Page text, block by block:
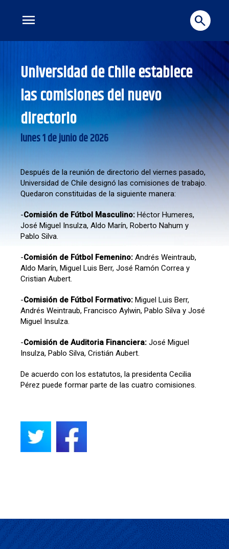
menu search
Universidad de Chile establece
las comisiones del nuevo
directorio
lunes 1 de junio de 2026
Después de la reunión de directorio del viernes pasado,
Universidad de Chile designó las comisiones de trabajo.
Quedaron constituidas de la siguiente manera:
-Comisión de Fútbol Masculino: Héctor Humeres,
José Miguel Insulza, Aldo Marín, Roberto Nahum y
Pablo Silva.
-Comisión de Fútbol Femenino: Andrés Weintraub,
Aldo Marín, Miguel Luis Berr, José Ramón Correa y
Cristian Aubert.
-Comisión de Fútbol Formativo: Miguel Luis Berr,
Andrés Weintraub, Francisco Aylwin, Pablo Silva y José
Miguel Insulza.
-Comisión de Auditoria Financiera: José Miguel
Insulza, Pablo Silva, Cristián Aubert.
De acuerdo con los estatutos, la presidenta Cecilia
Pérez puede formar parte de las cuatro comisiones.